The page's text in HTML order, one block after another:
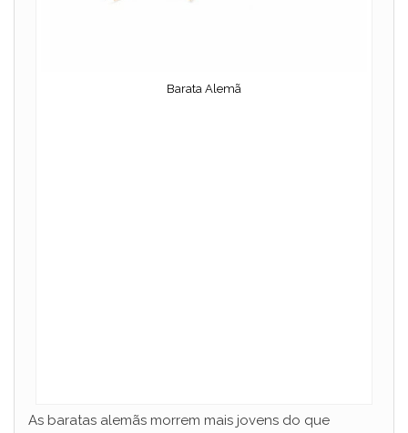
Barata Alemã
As baratas alemãs morrem mais jovens do que